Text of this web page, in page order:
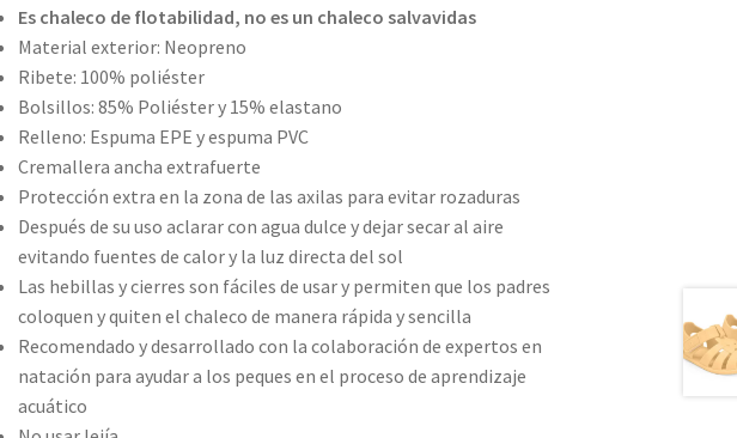
Es chaleco de flotabilidad, no es un chaleco salvavidas
Material exterior: Neopreno
Ribete: 100% poliéster
Bolsillos: 85% Poliéster y 15% elastano
Relleno: Espuma EPE y espuma PVC
Cremallera ancha extrafuerte
Protección extra en la zona de las axilas para evitar rozaduras
Después de su uso aclarar con agua dulce y dejar secar al aire
evitando fuentes de calor y la luz directa del sol
Las hebillas y cierres son fáciles de usar y permiten que los padres
coloquen y quiten el chaleco de manera rápida y sencilla
Recomendado y desarrollado con la colaboración de expertos en
natación para ayudar a los peques en el proceso de aprendizaje
acuático